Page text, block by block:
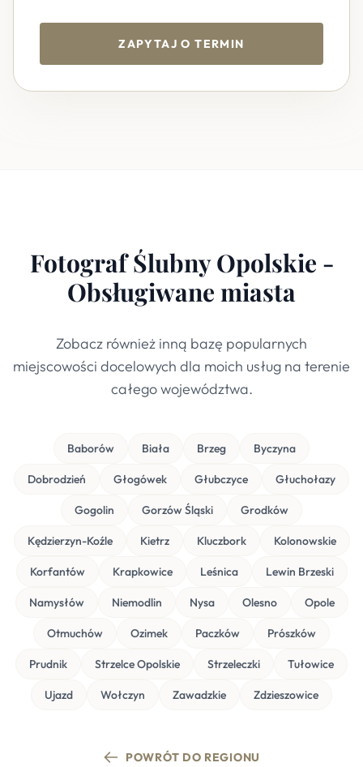
ZAPYTAJ O TERMIN
Fotograf Ślubny Opolskie -
Obsługiwane miasta
Zobacz również inną bazę popularnych
miejscowości docelowych dla moich usług na terenie
całego województwa.
Baborów Biała Brzeg Byczyna
Dobrodzień Głogówek Głubczyce Głuchołazy
Gogolin Gorzów Śląski Grodków
Kędzierzyn-Koźle Kietrz Kluczbork Kolonowskie
Korfantów Krapkowice Leśnica Lewin Brzeski
Namysłów Niemodlin Nysa Olesno Opole
Otmuchów Ozimek Paczków Prószków
Prudnik Strzelce Opolskie Strzeleczki Tułowice
Ujazd Wołczyn Zawadzkie Zdzieszowice
POWRÓT DO REGIONU